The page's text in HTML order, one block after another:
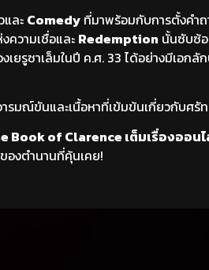
ละ Comedy ที่มาพร้อมกับการตั้งคำ
ความเชื่อและ Redemption นั้นซับซ้
เยรูซาเล็มในปี ค.ศ. 33 ได้อย่างมีเอ
รมณ์ขันและเนื้อหาที่เข้มข้นเกี่ยวกับศรัท
Book of Clarence เต็มเรื่องออน
องตำนานที่คุ้นเคย!